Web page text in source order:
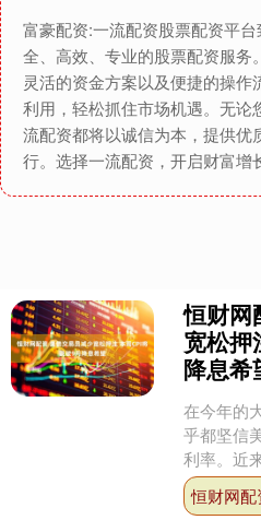
富豪配资:一流配资股票配资平
全、高效、专业的股票配资服务
灵活的资金方案以及便捷的操
利用，轻松抓住市场机遇。无论
流配资都将以诚信为本，提供
行。选择一流配资，开启财富增
恒财网
宽松押
降息希
在今年的
乎都坚信
利率。近
这些初现
的关注更
恒财网配